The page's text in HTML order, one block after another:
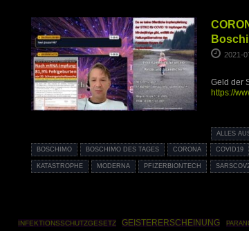
2021-
Geld der
https://
ALLES
BOSCHIMO BOSCHIMO DES TAGES CORONA COVID19
KATASTROPHE MODERNA PFIZERBIONTECH
INFEKTIONSSCHUTZGESETZ
GEISTERERSCHEINUNG